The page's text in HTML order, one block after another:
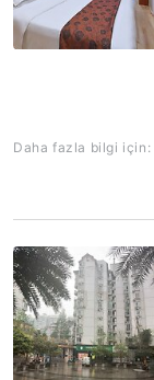
Daha fazla bilgi için: